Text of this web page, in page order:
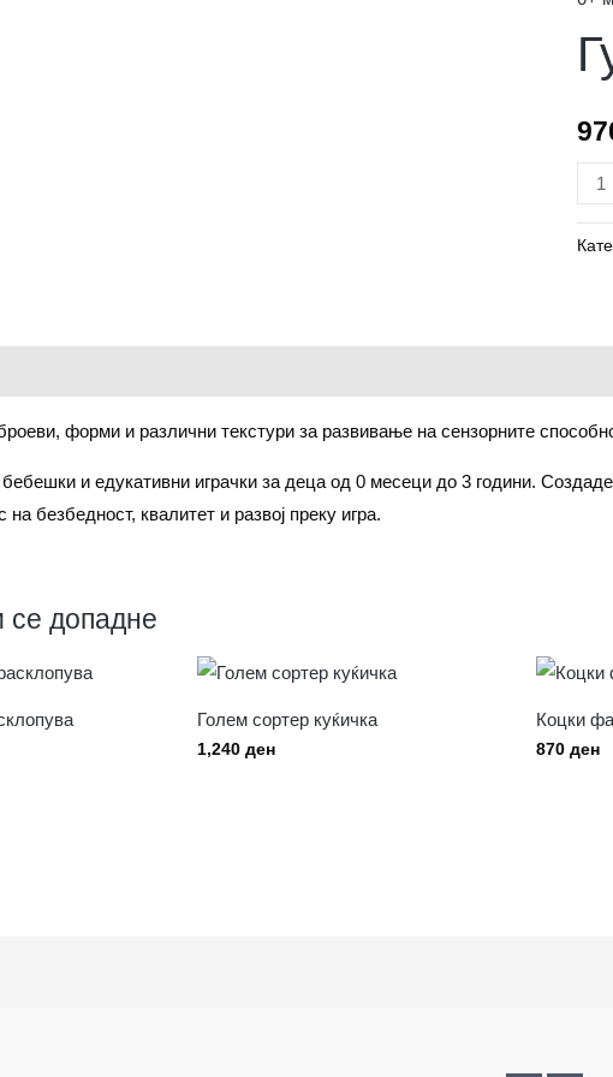
коцки
-
форми и различни текстури за развивање на сензорните
и едукативни играчки за деца од 0 месеци до 3 години.
безбедност, квалитет и развој преку игра.
допадне
Голем сортер куќичка
1,240 ден
Коцки
870 ден